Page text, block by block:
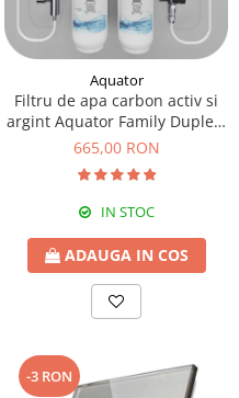
Aquator
Filtru de apa carbon activ si
argint Aquator Family Duplex-
5000-8000 lt
665,00 RON
IN STOC
ADAUGA IN COS
-3 RON